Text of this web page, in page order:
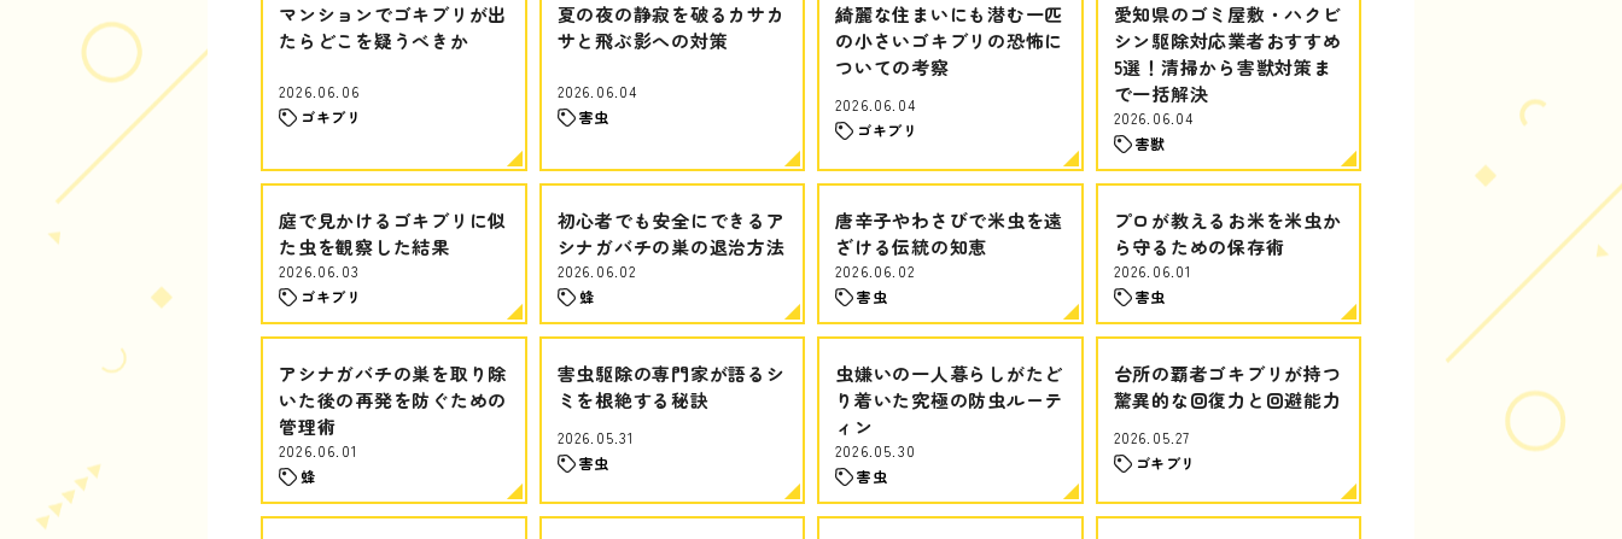
マンションでゴキブリが出
たらどこを疑うべきか
2026.06.06
ゴキブリ
夏の夜の静寂を破るカサカ
サと飛ぶ影への対策
2026.06.04
害虫
綺麗な住まいにも潜む一匹
の小さいゴキブリの恐怖に
ついての考察
2026.06.04
ゴキブリ
愛知県のゴミ屋敷・ハクビ
シン駆除対応業者おすすめ
5選！清掃から害獣対策ま
で一括解決
2026.06.04
害獣
庭で見かけるゴキブリに似
た虫を観察した結果
2026.06.03
ゴキブリ
初心者でも安全にできるア
シナガバチの巣の退治方法
2026.06.02
蜂
唐辛子やわさびで米虫を遠
ざける伝統の知恵
2026.06.02
害虫
プロが教えるお米を米虫か
ら守るための保存術
2026.06.01
害虫
アシナガバチの巣を取り除
いた後の再発を防ぐための
管理術
2026.06.01
蜂
害虫駆除の専門家が語るシ
ミを根絶する秘訣
2026.05.31
害虫
虫嫌いの一人暮らしがたど
り着いた究極の防虫ルーテ
ィン
2026.05.30
害虫
台所の覇者ゴキブリが持つ
驚異的な回復力と回避能力
2026.05.27
ゴキブリ